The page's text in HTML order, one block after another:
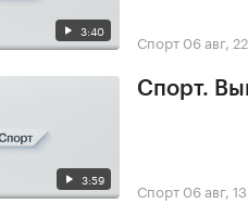
3:40 Спорт 06 авг,
3:59
Спорт.
Спорт 06 авг,